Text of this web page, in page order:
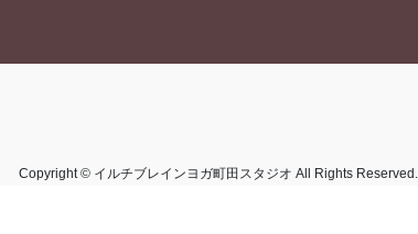
Copyright © イルチブレインヨガ町田スタジオ All Rights Reserved.